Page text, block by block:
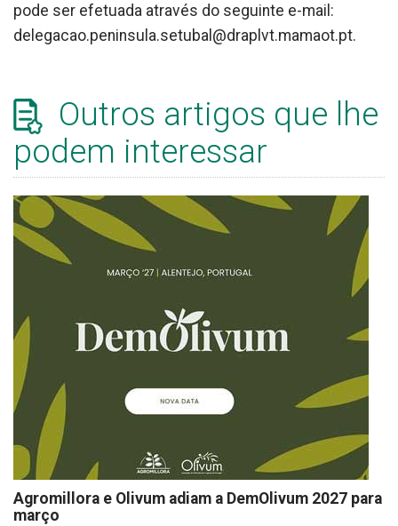
pode ser efetuada através do seguinte e-mail:
delegacao.peninsula.setubal@draplvt.mamaot.pt.
Outros artigos que lhe
podem interessar
Agromillora e Olivum adiam a DemOlivum 2027 para
março